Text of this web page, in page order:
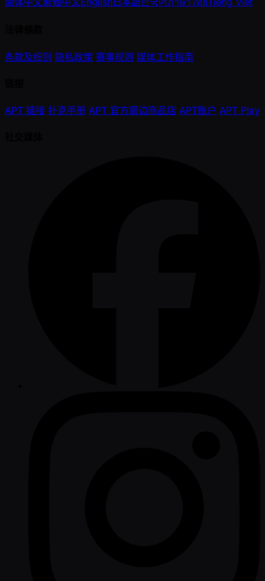
条款及细则 隐私政策 赛事规则 媒体工作指南
APT 链接 扑克手册 APT 官方周边商品店 APT账户 APT Play